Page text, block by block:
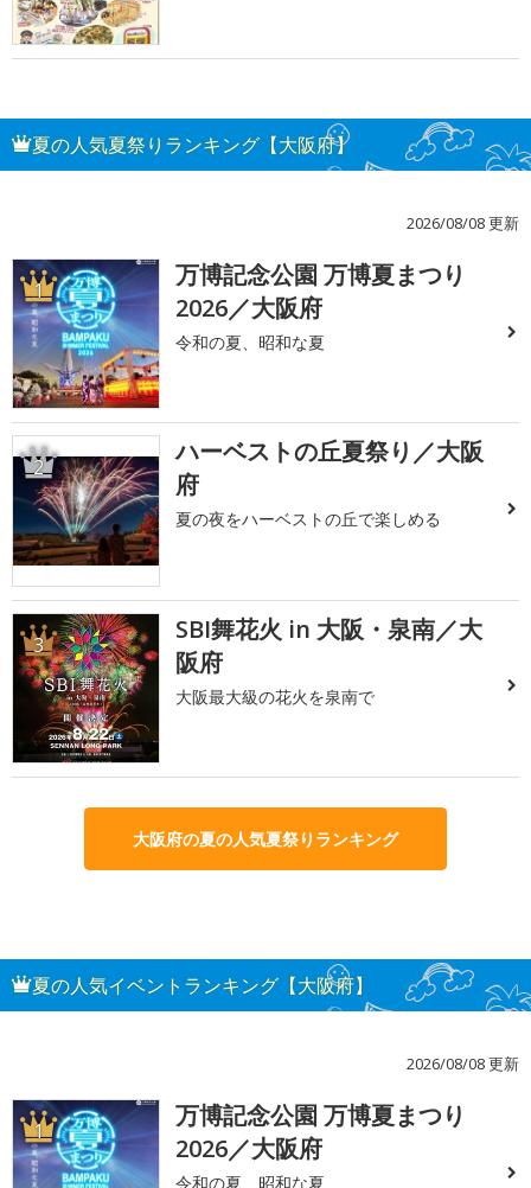
夏の人気夏祭りランキング【大阪府】
2026/08/08 更新
1
万博記念公園 万博夏まつり
2026／大阪府
令和の夏、昭和な夏
2
ハーベストの丘夏祭り／大阪
府
夏の夜をハーベストの丘で楽しめる
3
SBI舞花火 in 大阪・泉南／大
阪府
大阪最大級の花火を泉南で
大阪府の夏の人気夏祭りランキング
夏の人気イベントランキング【大阪府】
2026/08/08 更新
1
万博記念公園 万博夏まつり
2026／大阪府
令和の夏、昭和な夏